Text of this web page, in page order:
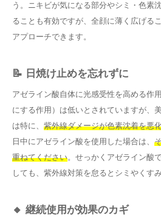
う。ニキビが気になる部分やシミ・色素
ることも有効ですが、全顔に薄く広げる
アプローチできます。
📝 日焼け止めを忘れずに
アゼライン酸自体に光感受性を高める作
にする作用）は低いとされていますが、
は特に、 紫外線ダメージが色素沈着を悪
日中にアゼライン酸を使用した場合は、
重ねてください。せっかくアゼライン酸
しても、紫外線対策を怠るとシミやくす
🔸 継続使用が効果のカギ